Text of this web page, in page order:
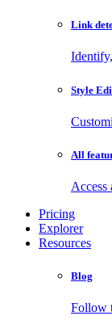
Link
Style
All
Access
Pricing
Explorer
Resources
Blog
Follow